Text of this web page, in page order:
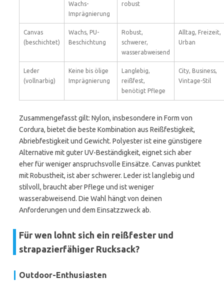
Wachs-
Imprägnierung
robust
Canvas
(beschichtet)
Wachs, PU-
Beschichtung
Robust,
schwerer,
wasserabweisend
Alltag, Freizeit,
Urban
Leder
(vollnarbig)
Keine bis ölige
Imprägnierung
Langlebig,
reißfest,
benötigt Pflege
City, Business,
Vintage-Stil
Zusammengefasst gilt: Nylon, insbesondere in Form von
Cordura, bietet die beste Kombination aus Reißfestigkeit,
Abriebfestigkeit und Gewicht. Polyester ist eine günstigere
Alternative mit guter UV-Beständigkeit, eignet sich aber
eher für weniger anspruchsvolle Einsätze. Canvas punktet
mit Robustheit, ist aber schwerer. Leder ist langlebig und
stilvoll, braucht aber Pflege und ist weniger
wasserabweisend. Die Wahl hängt von deinen
Anforderungen und dem Einsatzzweck ab.
Für wen lohnt sich ein reißfester und
strapazierfähiger Rucksack?
Outdoor-Enthusiasten